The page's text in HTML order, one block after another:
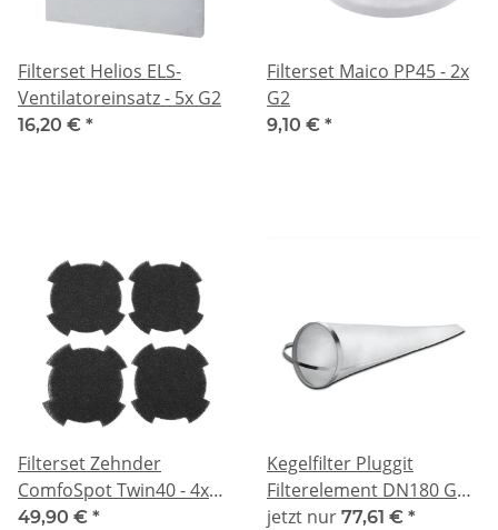
Filterset Helios ELS-
Ventilatoreinsatz - 5x G2
16,20 € *
Filterset Maico PP45 - 2x
G2
9,10 € *
Filterset Zehnder
ComfoSpot Twin40 - 4x
G2
49,90 € *
Kegelfilter Pluggit
Filterelement DN180 GTC
- G2
jetzt nur 77,61 € *